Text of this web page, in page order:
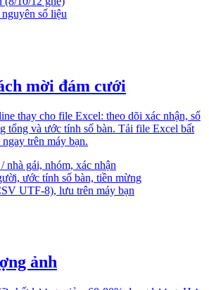
số liệu
mời đám cưới
thay cho file Excel: theo dõi xác nhận, số
tổng và ước tính số bàn. Tải file Excel bất
trên máy bạn.
nhà gái, nhóm, xác nhận
ước tính số bàn, tiền mừng
UTF-8), lưu trên máy bạn
ảnh